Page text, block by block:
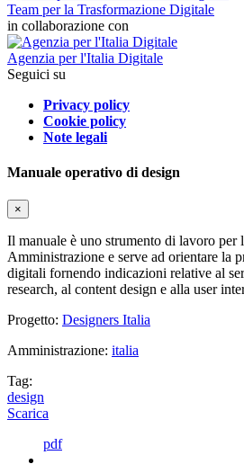
Team per la Trasformazione Digitale
in collaborazione con
Agenzia per l'Italia Digitale
Seguici su
Privacy policy
Cookie policy
Note legali
Manuale operativo di design
×
Il manuale è uno strumento di lavoro per
Amministrazione e serve ad orientare la
digitali fornendo indicazioni relative al
research, al content design e alla user
Progetto: Designers Italia
Amministrazione: italia
Tag:
design
Scarica
pdf